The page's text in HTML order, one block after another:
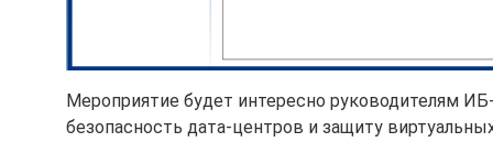
Мероприятие будет интересно руководителям
безопасность дата-центров и защиту